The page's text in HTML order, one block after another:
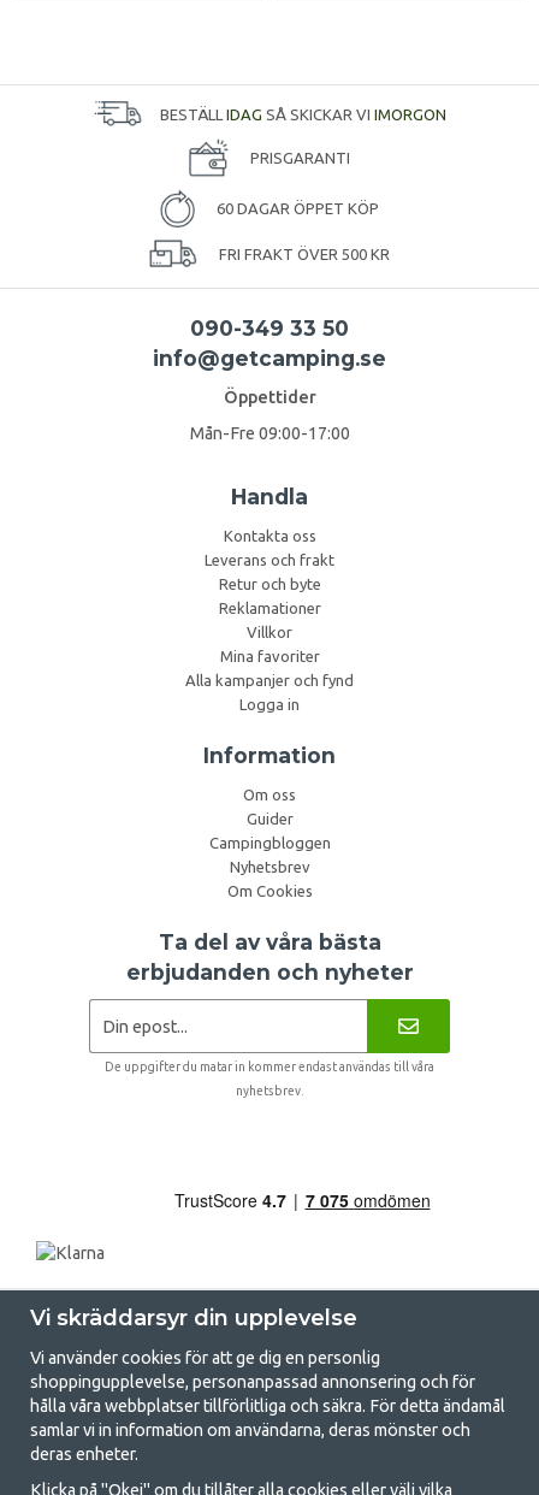
BESTÄLL IDAG SÅ SKICKAR VI IMORGON
PRISGARANTI
60 DAGAR ÖPPET KÖP
FRI FRAKT ÖVER 500 KR
090-349 33 50
info@getcamping.se
Öppettider
Mån-Fre 09:00-17:00
Handla
Kontakta oss
Leverans och frakt
Retur och byte
Reklamationer
Villkor
Mina favoriter
Alla kampanjer och fynd
Logga in
Information
Om oss
Guider
Campingbloggen
Nyhetsbrev
Om Cookies
Ta del av våra bästa
erbjudanden och nyheter
De uppgifter du matar in kommer endast användas till våra
nyhetsbrev.
GetCamping.se - Din butik för camping
och uteliv
Vi skräddarsyr din upplevelse
Vi använder cookies för att ge dig en personlig
shoppingupplevelse, personanpassad annonsering och för
hålla våra webbplatser tillförlitliga och säkra. För detta ändamål
samlar vi in information om användarna, deras mönster och
deras enheter.
Klicka på "Okej" om du tillåter alla cookies eller välj vilka